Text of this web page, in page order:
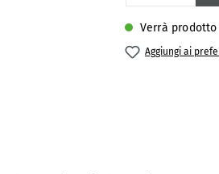
Verrà
Aggiungi ai